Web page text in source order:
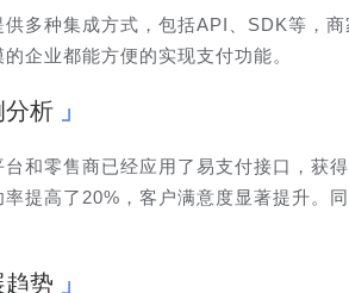
多种集成方式，包括API、SDK等，
企业都能方便的实现支付功能。
分析
和零售商已经应用了易支付接口，获
提高了20%，客户满意度显著提升。
势